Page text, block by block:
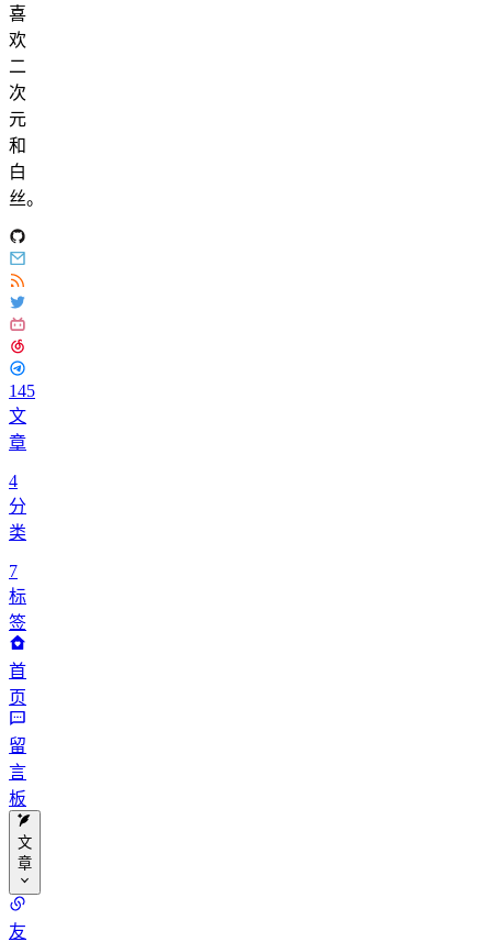
喜
欢
二
次
元
和
白
丝。
145
文
章
4
分
类
7
标
签
首
页
留
言
板
文
章
分
友